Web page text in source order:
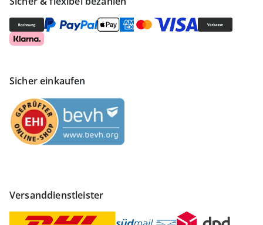
Sicher einkaufen
Versanddienstleister